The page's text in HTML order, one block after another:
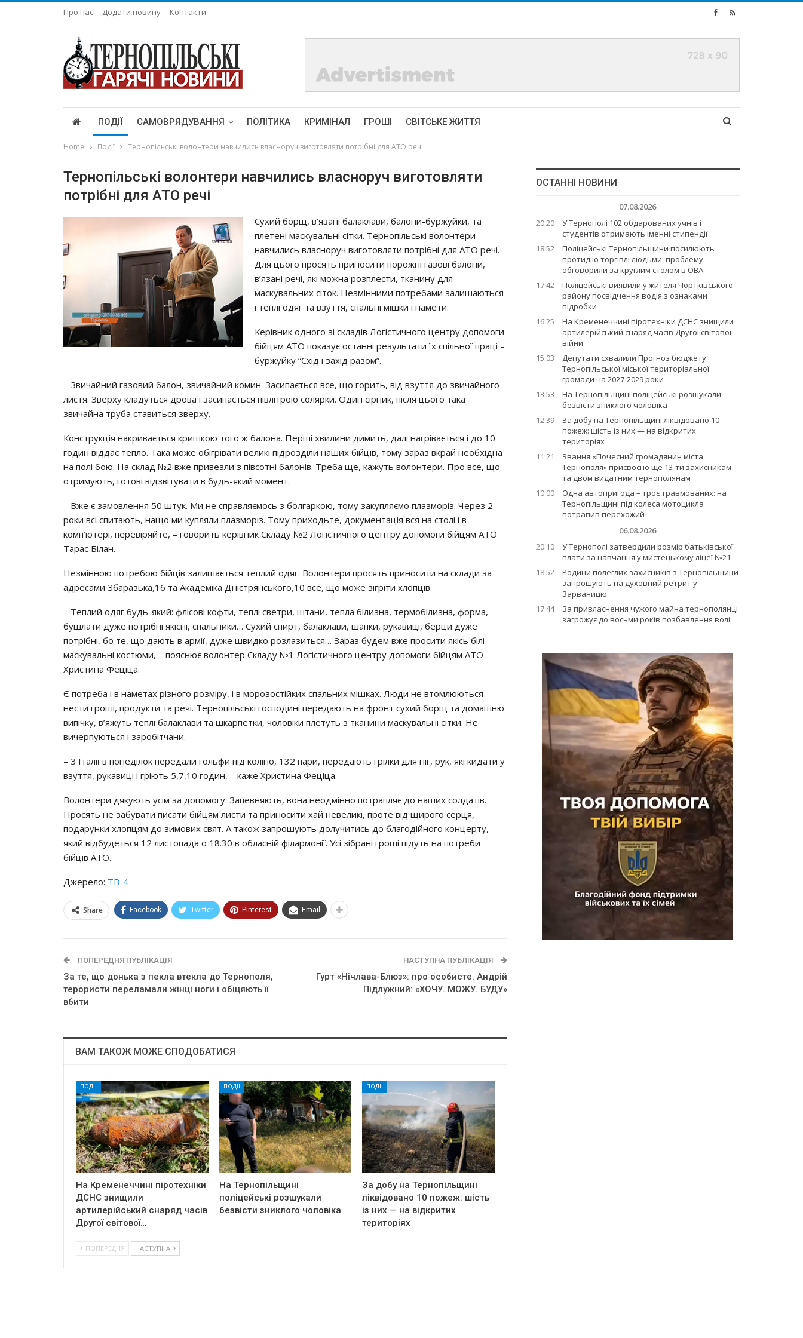
Про нас Додати новину Контакти
ПОДІЇ САМОВРЯДУВАННЯ ПОЛІТИКА КРИМІНАЛ ГРОШІ СВІТСЬКЕ ЖИТТЯ
Home Події Тернопільські волонтери навчились власноруч виготовляти потрібні для АТО речі
Тернопільські волонтери навчились власноруч виготовляти
потрібні для АТО речі
Сухий борщ, в’язані балаклави, балони-буржуйки, та
плетені маскувальні сітки. Тернопільські волонтери
навчились власноруч виготовляти потрібні для АТО речі.
Для цього просять приносити порожні газові балони,
в’язані речі, які можна розплести, тканину для
маскувальних сіток. Незмінними потребами залишаються
і теплі одяг та взуття, спальні мішки і намети.
Керівник одного зі складів Логістичного центру допомоги
бійцям АТО показує останні результати їх спільної праці –
буржуйку “Схід і захід разом”.
– Звичайний газовий балон, звичайний комин. Засипається все, що горить, від взуття до звичайного
листя. Зверху кладуться дрова і засипається півлітрою солярки. Один сірник, після цього така
звичайна труба ставиться зверху.
Конструкція накривається кришкою того ж балона. Перші хвилини димить, далі нагрівається і до 10
годин віддає тепло. Така може обігрівати великі підрозділи наших бійців, тому зараз вкрай необхідна
на полі бою. На склад №2 вже привезли з півсотні балонів. Треба ще, кажуть волонтери. Про все, що
отримують, готові відзвітувати в будь-який момент.
– Вже є замовлення 50 штук. Ми не справляємось з болгаркою, тому закупляємо плазморіз. Через 2
роки всі спитають, нащо ми купляли плазморіз. Тому приходьте, документація вся на столі і в
комп’ютері, перевіряйте, – говорить керівник Складу №2 Логістичного центру допомоги бійцям АТО
Тарас Білан.
Незмінною потребою бійців залишається теплий одяг. Волонтери просять приносити на склади за
адресами Збаразька,16 та Академіка Дністрянського,10 все, що може зігріти хлопців.
– Теплий одяг будь-який: флісові кофти, теплі светри, штани, тепла білизна, термобілизна, форма,
бушлати дуже потрібні якісні, спальники… Сухий спирт, балаклави, шапки, рукавиці, берци дуже
потрібні, бо те, що дають в армії, дуже швидко розлазиться… Зараз будем вже просити якісь білі
маскувальні костюми, – пояснює волонтер Складу №1 Логістичного центру допомоги бійцям АТО
Христина Феціца.
Є потреба і в наметах різного розміру, і в морозостійких спальних мішках. Люди не втомлюються
нести гроші, продукти та речі. Тернопільські господині передають на фронт сухий борщ та домашню
випічку, в’яжуть теплі балаклави та шкарпетки, чоловіки плетуть з тканини маскувальні сітки. Не
вичерпуються і заробітчани.
– З Італії в понеділок передали гольфи під коліно, 132 пари, передають грілки для ніг, рук, які кидати у
взуття, рукавиці і гріють 5,7,10 годин, – каже Христина Феціца.
Волонтери дякують усім за допомогу. Запевняють, вона неодмінно потрапляє до наших солдатів.
Просять не забувати писати бійцям листи та приносити хай невеликі, проте від щирого серця,
подарунки хлопцям до зимових свят. А також запрошують долучитись до благодійного концерту,
який відбудеться 12 листопада о 18.30 в обласній філармонії. Усі зібрані гроші підуть на потреби
бійців АТО.
Джерело: ТВ-4
Share Facebook Twitter Pinterest Email
ПОПЕРЕДНЯ ПУБЛІКАЦІЯ
За те, що донька з пекла втекла до Тернополя,
терористи переламали жінці ноги і обіцяють її
вбити
НАСТУПНА ПУБЛІКАЦІЯ
Гурт «Нічлава-Блюз»: про особисте. Андрій
Підлужний: «ХОЧУ. МОЖУ. БУДУ»
ВАМ ТАКОЖ МОЖЕ СПОДОБАТИСЯ
ПОДІЇ
На Кременеччині піротехніки
ДСНС знищили
артилерійський снаряд часів
Другої світової…
ПОДІЇ
На Тернопільщині
поліцейські розшукали
безвісти зниклого чоловіка
ПОДІЇ
За добу на Тернопільщині
ліквідовано 10 пожеж: шість
із них — на відкритих
територіях
ПОПЕРЕДНЯ НАСТУПНА
ОСТАННІ НОВИНИ
07.08.2026
20:20
У Тернополі 102 обдарованих учнів і
студентів отримають іменні стипендії
18:52
Поліцейські Тернопільщини посилюють
протидію торгівлі людьми: проблему
обговорили за круглим столом в ОВА
17:42
Поліцейські виявили у жителя Чортківського
району посвідчення водія з ознаками
підробки
16:25
На Кременеччині піротехніки ДСНС знищили
артилерійський снаряд часів Другої світової
війни
15:03
Депутати схвалили Прогноз бюджету
Тернопільської міської територіальної
громади на 2027-2029 роки
13:53
На Тернопільщині поліцейські розшукали
безвісти зниклого чоловіка
12:39
За добу на Тернопільщині ліквідовано 10
пожеж: шість із них — на відкритих
територіях
11:21
Звання «Почесний громадянин міста
Тернополя» присвоєно ще 13-ти захисникам
та двом видатним тернополянам
10:00
Одна автопригода – троє травмованих: на
Тернопільщині під колеса мотоцикла
потрапив перехожий
06.08.2026
20:10
У Тернополі затвердили розмір батьківської
плати за навчання у мистецькому ліцеї №21
18:52
Родини полеглих захисників з Тернопільщини
запрошують на духовний ретрит у
Зарваницю
17:44
За привласнення чужого майна тернополянці
загрожує до восьми років позбавлення волі